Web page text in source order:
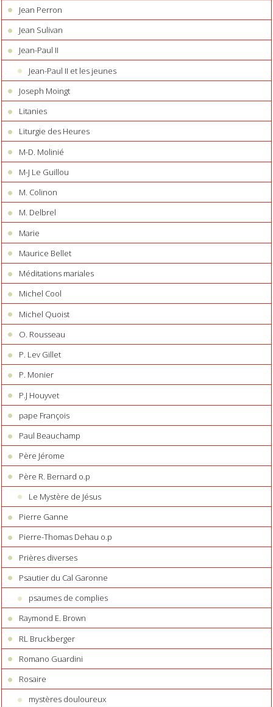
Jean Perron
Jean Sulivan
Jean-Paul II
Jean-Paul II et les jeunes
Joseph Moingt
Litanies
Liturgie des Heures
M-D. Molinié
M-J Le Guillou
M. Colinon
M. Delbrel
Marie
Maurice Bellet
Méditations mariales
Michel Cool
Michel Quoist
O. Rousseau
P. Lev Gillet
P. Monier
P.J Houyvet
pape François
Paul Beauchamp
Père Jérome
Père R. Bernard o.p
Le Mystère de Jésus
Pierre Ganne
Pierre-Thomas Dehau o.p
Prières diverses
Psautier du Cal Garonne
psaumes de complies
Raymond E. Brown
RL Bruckberger
Romano Guardini
Rosaire
mystères douloureux